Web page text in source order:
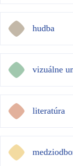
hudba
vizuálne
literatúra